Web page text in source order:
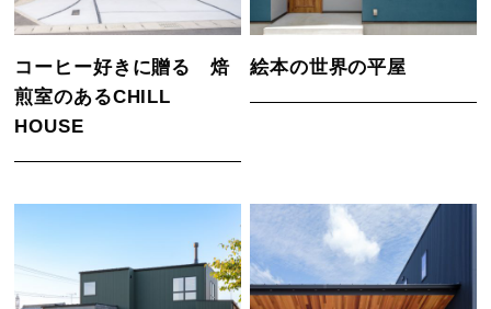
コーヒー好きに贈る 焙
煎室のあるCHILL
HOUSE
絵本の世界の平屋